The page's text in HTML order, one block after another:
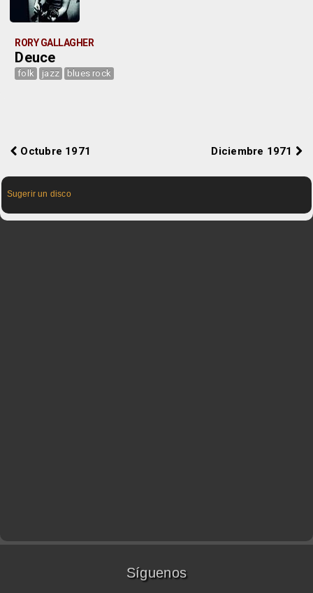
RORY GALLAGHER
Deuce
folk jazz blues rock
Octubre 1971 Diciembre 1971
Sugerir un disco
Síguenos